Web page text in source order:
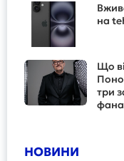
на
Що
три
НОВИНИ